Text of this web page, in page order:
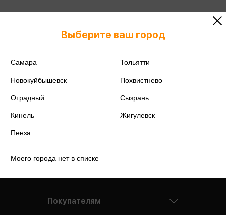
Подробнее о дисконтной карте
Выберите ваш город
Самара Тольятти
Новокуйбышевск Похвистнево
Отрадный Сызрань
Кинель Жигулевск
Пенза
Моего города нет в списке
Покупателям